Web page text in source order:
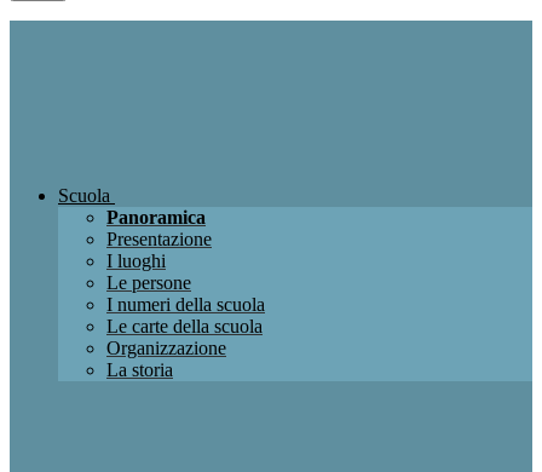
Scuola
Panoramica
Presentazione
I luoghi
Le persone
I numeri della scuola
Le carte della scuola
Organizzazione
La storia